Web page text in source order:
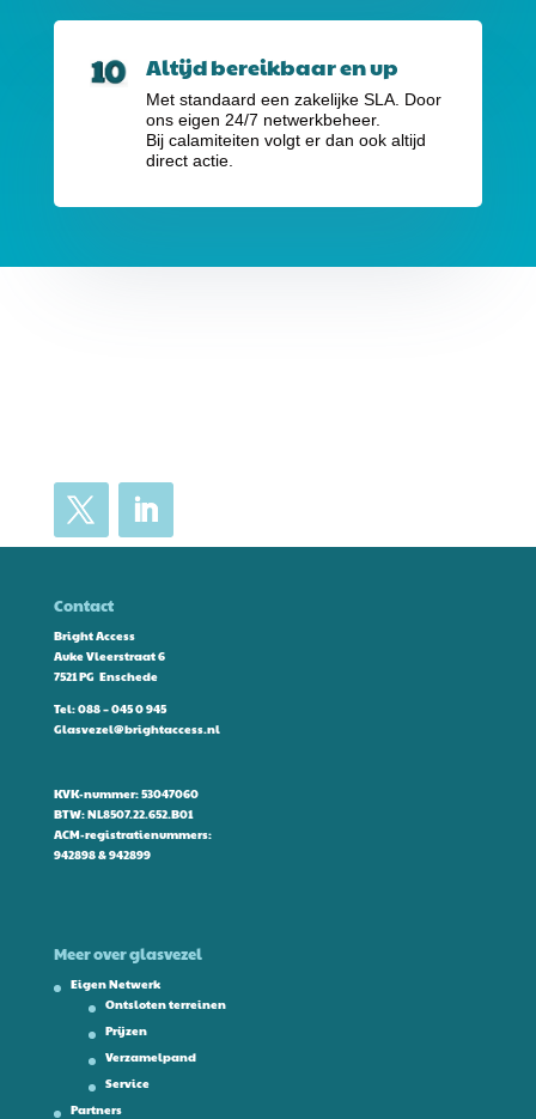
Altijd bereikbaar en up
Met standaard een zakelijke SLA. Door
ons eigen 24/7 netwerkbeheer.
Bij calamiteiten volgt er dan ook altijd
direct actie.
Contact
Bright Access
Auke Vleerstraat 6
7521 PG Enschede
Tel:088 – 045 0 945
Glasvezel@brightaccess.nl
KVK-nummer: 53047060
BTW: NL8507.22.652.B01
ACM-registratienummers:
942898 & 942899
Meer over glasvezel
Eigen Netwerk
Ontsloten terreinen
Prijzen
Verzamelpand
Service
Partners